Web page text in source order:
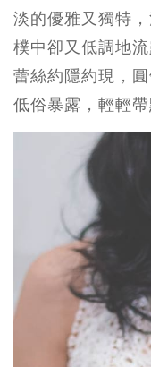
淡的優雅又獨特
樸中卻又低調地
蕾絲約隱約現，
低俗暴露，輕輕帶